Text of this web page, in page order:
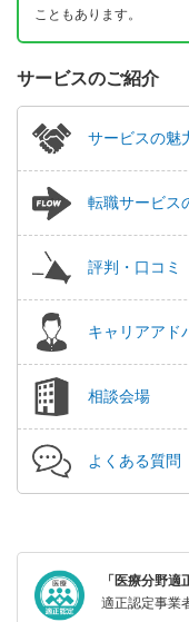
こともあります。
サービスのご紹介
サービスの魅
転職サービス
評判・口コミ
キャリアアド
相談会場
よくある質問
「医療分野
適正認定事業